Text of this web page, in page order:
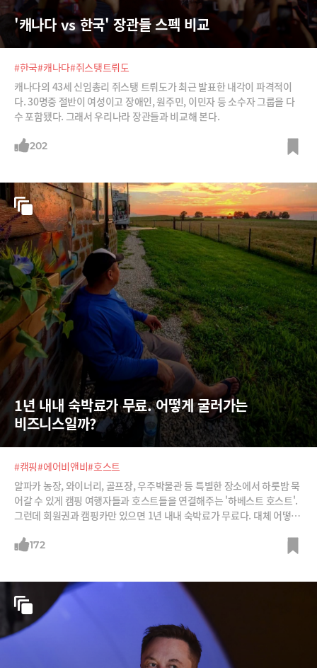
'캐나다 vs 한국' 장관들 스펙 비교
#한국#캐나다#쥐스탱트뤼도
캐나다의 43세 신임총리 쥐스탱 트뤼도가 최근 발표한 내각이 파격적이
다. 30명중 절반이 여성이고 장애인, 원주민, 이민자 등 소수자 그룹을 다
수 포함됐다. 그래서 우리나라 장관들과 비교해 본다.
202
1년 내내 숙박료가 무료. 어떻게 굴러가는
비즈니스일까?
#캠핑#에어비앤비#호스트
알파카 농장, 와이너리, 골프장, 우주박물관 등 특별한 장소에서 하룻밤 묵
어갈 수 있게 캠핑 여행자들과 호스트들을 연결해주는 '하베스트 호스트'.
그런데 회원권과 캠핑카만 있으면 1년 내내 숙박료가 무료다. 대체 어떻게
172